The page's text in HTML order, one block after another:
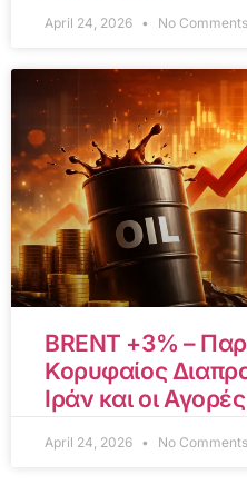
April 24, 2026 No Comments
BRENT +3% –
Κορυφαίος
Ιράν και οι
April 24, 2026 No Comments